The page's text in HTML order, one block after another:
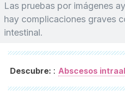
Las pruebas por imágenes
hay complicaciones graves
intestinal.
Descubre: : Abscesos